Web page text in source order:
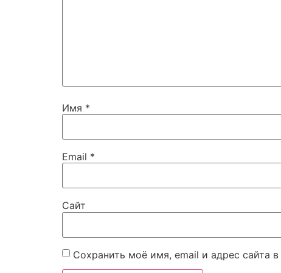
Имя *
Email *
Сайт
Сохранить моё имя, email и адрес сайта